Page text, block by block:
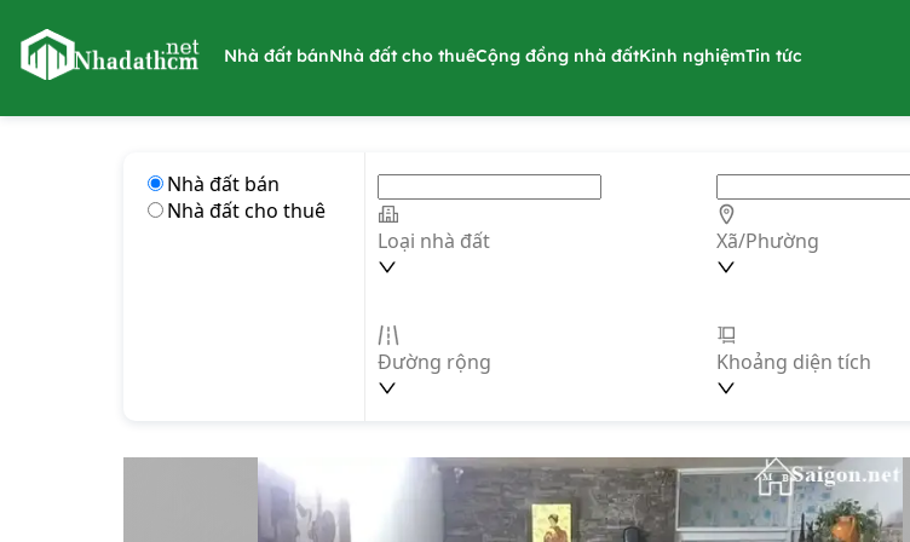
nhadathcm.net
Nhà đất bánNhà đất cho thuêCộng đồng nhà đấtKinh nghiệmTin tức
Nhà đất bán
Nhà đất cho thuê
Loại nhà đất
Xã/Phường
Đường rộng Khoảng diện tích